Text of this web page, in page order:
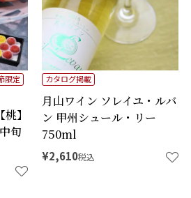
】
旬
限定
月山ワイン ソレイユ・ルバ
ン 甲州シュール・リー
750ml
カタログ掲載
¥2,610税込